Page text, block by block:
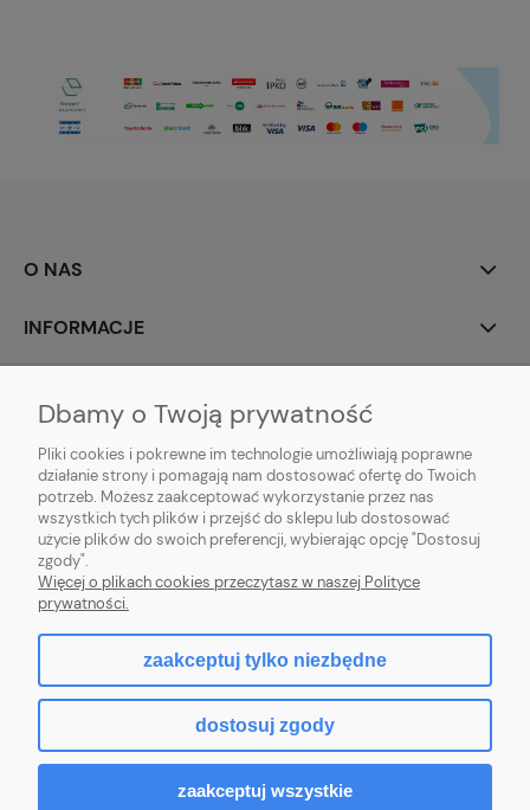
O NAS
INFORMACJE
POMOC
Hurtownia kosmetyczna Zby-Mal | ul. Mościckiego 14; 66-400 Gorzów
Wlkp. | NIP: 5992806699 | Tel.698 35 12 13|zby-mal@wp.pl
Sklep internetowy Shoper.pl
Dbamy o Twoją prywatność
Pliki cookies i pokrewne im technologie umożliwiają poprawne
działanie strony i pomagają nam dostosować ofertę do Twoich
potrzeb. Możesz zaakceptować wykorzystanie przez nas
wszystkich tych plików i przejść do sklepu lub dostosować
użycie plików do swoich preferencji, wybierając opcję "Dostosuj
zgody".
Więcej o plikach cookies przeczytasz w naszej Polityce
prywatności.
zaakceptuj tylko niezbędne
dostosuj zgody
zaakceptuj wszystkie